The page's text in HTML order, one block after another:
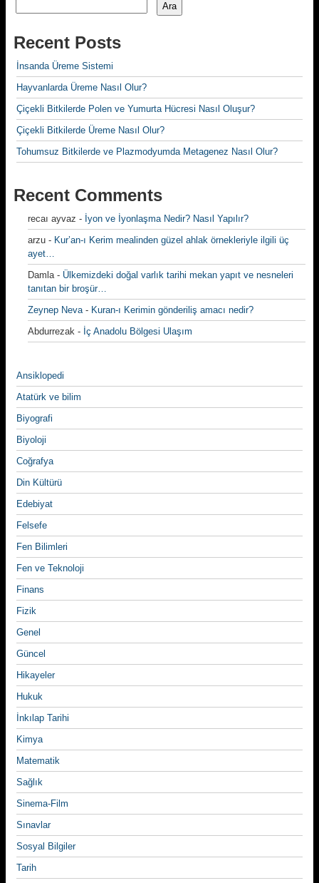
Ara
Recent Posts
İnsanda Üreme Sistemi
Hayvanlarda Üreme Nasıl Olur?
Çiçekli Bitkilerde Polen ve Yumurta Hücresi Nasıl Oluşur?
Çiçekli Bitkilerde Üreme Nasıl Olur?
Tohumsuz Bitkilerde ve Plazmodyumda Metagenez Nasıl Olur?
Recent Comments
recaı ayvaz - İyon ve İyonlaşma Nedir? Nasıl Yapılır?
arzu - Kur’an-ı Kerim mealinden güzel ahlak örnekleriyle ilgili üç
ayet…
Damla- Ülkemizdeki doğal varlık tarihi mekan yapıt ve nesneleri
tanıtan bir broşür…
Zeynep Neva- Kuran-ı Kerimin gönderiliş amacı nedir?
Abdurrezak - İç Anadolu Bölgesi Ulaşım
Ansiklopedi
Atatürk ve bilim
Biyografi
Biyoloji
Coğrafya
Din Kültürü
Edebiyat
Felsefe
Fen Bilimleri
Fen ve Teknoloji
Finans
Fizik
Genel
Güncel
Hikayeler
Hukuk
İnkılap Tarihi
Kimya
Matematik
Sağlık
Sinema-Film
Sınavlar
Sosyal Bilgiler
Tarih